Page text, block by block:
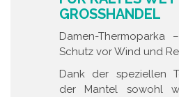
GROSSHANDEL
Damen-Thermoparka
Schutz vor Wind und
Dank der speziellen
der Mantel sowohl